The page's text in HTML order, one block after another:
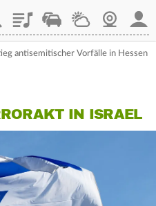
PlaylistStaupilotWetterWebcam
antisemitischer Vorfälle in Hessen
IN ISRAEL